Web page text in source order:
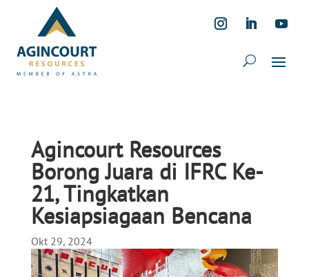
Agincourt Resources
Borong Juara di IFRC Ke-
21, Tingkatkan
Kesiapsiagaan Bencana
Okt 29, 2024